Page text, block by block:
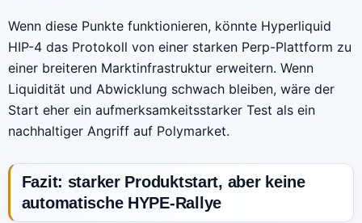
Wenn diese Punkte funktionieren, könnte Hyperliquid
HIP-4 das Protokoll von einer starken Perp-Plattform zu
einer breiteren Marktinfrastruktur erweitern. Wenn
Liquidität und Abwicklung schwach bleiben, wäre der
Start eher ein aufmerksamkeitsstarker Test als ein
nachhaltiger Angriff auf Polymarket.
Fazit: starker Produktstart, aber keine
automatische HYPE-Rallye